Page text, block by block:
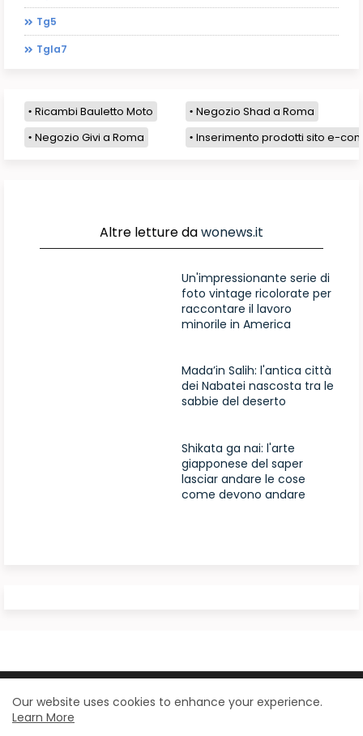
Tg5
Tgla7
Ricambi Bauletto Moto
Negozio Shad a Roma
Negozio Givi a Roma
Inserimento prodotti sito e-
Altre letture dawonews.it
Un'impressionante serie di
foto vintage ricolorate per
raccontare il lavoro
minorile in America
Mada’in Salih: l'antica città
dei Nabatei nascosta tra le
sabbie del deserto
Shikata ga nai: l'arte
giapponese del saper
lasciar andare le cose
come devono andare
Design by - Blogger Templates
| Distributed by
Our website uses cookies to enhance your experience.
Learn More